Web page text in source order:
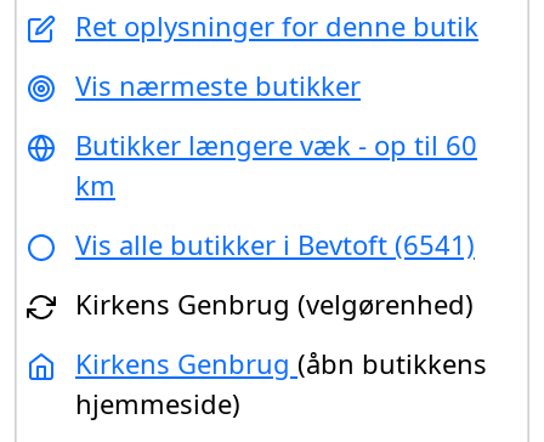
Ret oplysninger for denne butik
Vis nærmeste butikker
Butikker længere væk - op til 60
km
Vis alle butikker i Bevtoft (6541)
Kirkens Genbrug (velgørenhed)
Kirkens Genbrug (åbn butikkens
hjemmeside)